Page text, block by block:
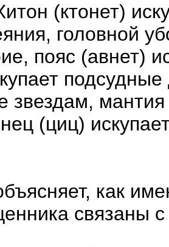
(ктонет)
головной
пояс (авнет)
звездам,
(циц)
как
связаны